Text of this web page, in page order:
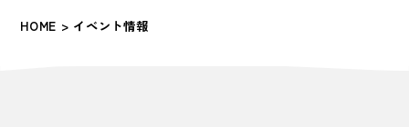
HOME > イベント情報